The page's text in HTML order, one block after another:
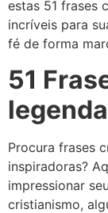
estas 51 frases
incríveis para
fé de forma
51
Procura frases
inspiradoras?
impressionar
cristianismo,